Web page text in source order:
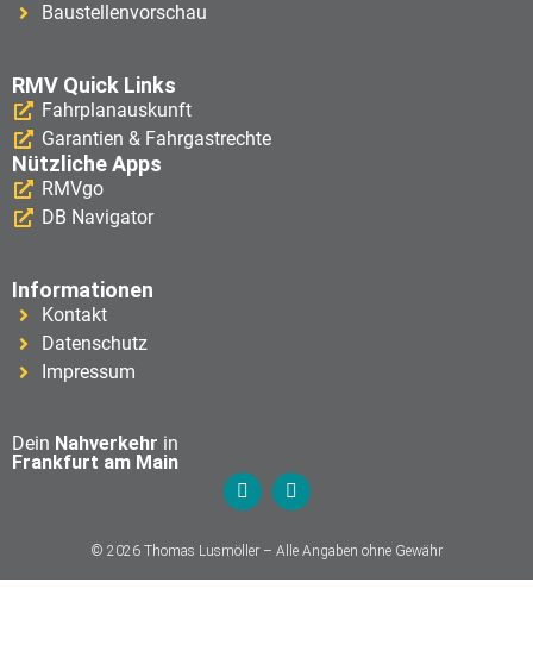
Baustellenvorschau
RMV Quick Links
Fahrplanauskunft
Garantien & Fahrgastrechte
Nützliche Apps
RMVgo
DB Navigator
Informationen
Kontakt
Datenschutz
Impressum
Dein Nahverkehr in
Frankfurt am Main
© 2026 Thomas Lusmöller – Alle Angaben ohne Gewähr